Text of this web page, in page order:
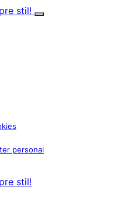
personal